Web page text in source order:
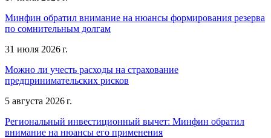
Минфин обратил внимание на нюансы формирования резерва
по сомнительным долгам
31 июля 2026 г.
Можно ли учесть расходы на страхование
предпринимательских рисков
5 августа 2026 г.
Региональный инвестиционный вычет: Минфин обратил
внимание на нюансы его применения